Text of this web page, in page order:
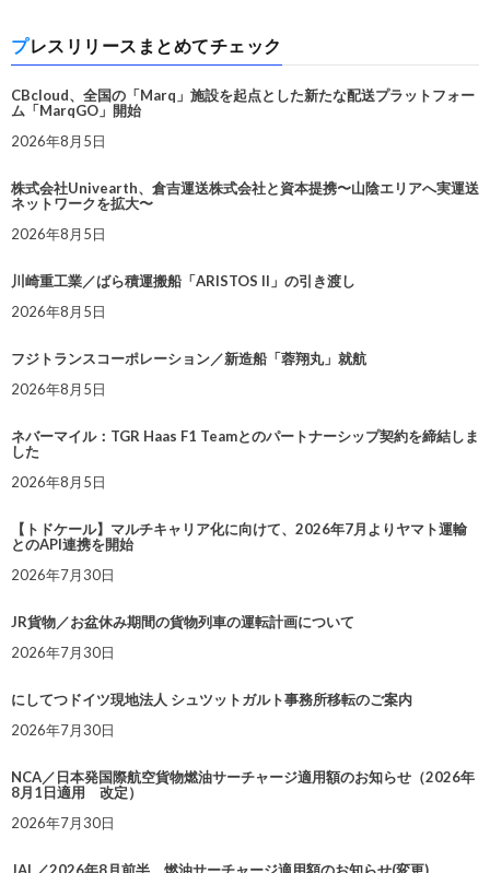
プレスリリースまとめてチェック
CBcloud、全国の「Marq」施設を起点とした新たな配送プラットフォー
ム「MarqGO」開始
2026年8月5日
株式会社Univearth、倉吉運送株式会社と資本提携〜山陰エリアへ実運送
ネットワークを拡大〜
2026年8月5日
川崎重工業／ばら積運搬船「ARISTOS II」の引き渡し
2026年8月5日
フジトランスコーポレーション／新造船「蓉翔丸」就航
2026年8月5日
ネバーマイル：TGR Haas F1 Teamとのパートナーシップ契約を締結しま
した
2026年8月5日
【トドケール】マルチキャリア化に向けて、2026年7月よりヤマト運輸
とのAPI連携を開始
2026年7月30日
JR貨物／お盆休み期間の貨物列車の運転計画について
2026年7月30日
にしてつドイツ現地法人 シュツットガルト事務所移転のご案内
2026年7月30日
NCA／日本発国際航空貨物燃油サーチャージ適用額のお知らせ（2026年
8月1日適用 改定）
2026年7月30日